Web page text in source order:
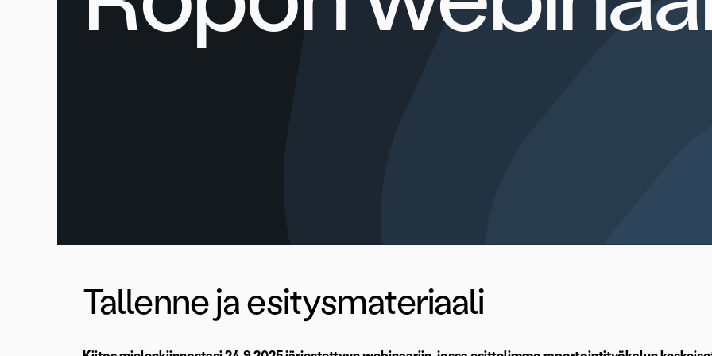
Tallenne ja esitysmateriaali